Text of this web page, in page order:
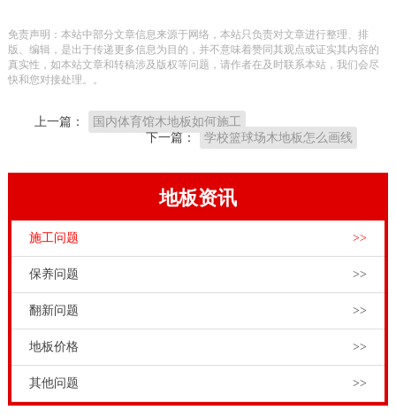
地板的体育性能和技术指标，达到**际标准。羽毛球场
木地板还要有**铺装施工处理工艺，保障羽毛球场木地
**清洗剂都需要在篮球馆的日常维护和保养的实木体育
耐磨性。体育馆的木地板的安装是在篮球馆的装修非常
料装饰覆盖材料表面的缺陷，提高耐磨损性，耐热性，
耐水性和在基板表面的耐腐蚀性，同时，它可以**和提
板是一种功能性地板*一。羽毛球木地板夹板。松木运
动木地板安装需要注意什么，虽然**的运动木地板根据
档次的不同**也相差较大，但是相对来说，比普通木地
免责声明：本站中部分文章信息来源于网络，本站只负责对文章进行整理、排
版、编辑，是出于传递更多信息为目的，并不意味着赞同其观点或证实其内容的
真实性，如本站文章和转稿涉及版权等问题，请作者在及时联系本站，我们会尽
快和您对接处理。。
上一篇：
国内体育馆木地板如何施工
下一篇：
学校篮球场木地板怎么画线
地板资讯
施工问题 >>
保养问题 >>
翻新问题 >>
地板价格 >>
其他问题 >>